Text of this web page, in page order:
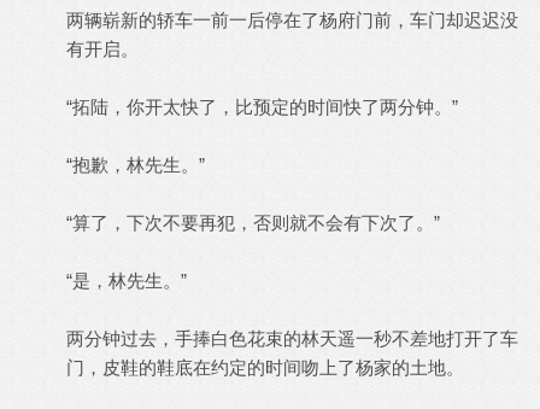
两辆崭新的轿车一前一后停在了杨府门前，车门却迟迟没
有开启。
“拓陆，你开太快了，比预定的时间快了两分钟。”
“抱歉，林先生。”
“算了，下次不要再犯，否则就不会有下次了。”
“是，林先生。”
两分钟过去，手捧白色花束的林天遥一秒不差地打开了车
门，皮鞋的鞋底在约定的时间吻上了杨家的土地。